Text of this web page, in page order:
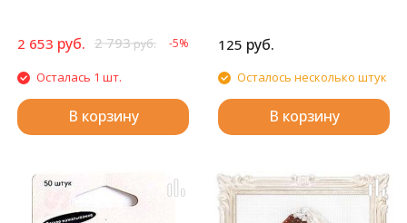
2 653 руб. 2 793руб. -5%
Осталась 1 шт.
В корзину
125 руб.
Осталось несколько штук
В корзину